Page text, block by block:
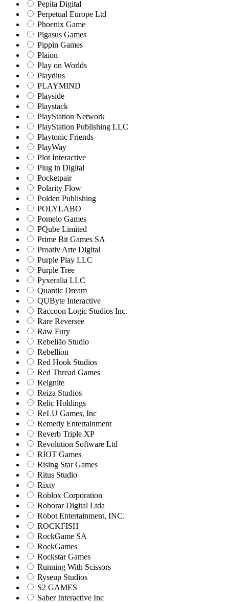
Pepita Digital
Perpetual Europe Ltd
Phoenix Game
Pigasus Games
Pippin Games
Plaion
Play on Worlds
Playdius
PLAYMIND
Playside
Playstack
PlayStation Network
PlayStation Publishing LLC
Playtonic Friends
PlayWay
Plot Interactive
Plug in Digital
Pocketpair
Polarity Flow
Polden Publishing
POLYLABO
Pomelo Games
PQube Limited
Prime Bit Games SA
Proativ Arte Digital
Purple Play LLC
Purple Tree
Pyxeralia LLC
Quantic Dream
QUByte Interactive
Raccoon Logic Studios Inc.
Rare Reversee
Raw Fury
Rebelião Studio
Rebellion
Red Hook Studios
Red Thread Games
Reignite
Reiza Studios
Relic Holdings
ReLU Games, Inc
Remedy Entertainment
Reverb Triple XP
Revolution Software Ltd
RIOT Games
Rising Star Games
Ritus Studio
Rixty
Roblox Corporation
Roborar Digital Ltda
Robot Entertainment, INC.
ROCKFISH
RockGame SA
RockGames
Rockstar Games
Running With Scissors
Ryseup Studios
S2 GAMES
Saber Interactive Inc